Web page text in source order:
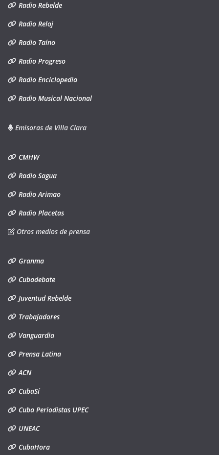
Radio Rebelde
Radio Reloj
Radio Taíno
Radio Progreso
Radio Enciclopedia
Radio Musical Nacional
Emisoras de Villa Clara
CMHW
Radio Sagua
Radio Arimao
Radio Placetas
Otros medios de prensa
Granma
Cubadebate
Juventud Rebelde
Trabajadores
Vanguardia
Prensa Latina
ACN
CubaSí
Cuba Periodistas UPEC
UNEAC
CubaHora